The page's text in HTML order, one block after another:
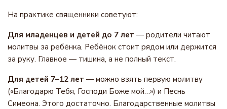
На практике священники советуют:
Для младенцев и детей до 7 лет — родители читают
молитвы за ребёнка. Ребёнок стоит рядом или держится
за руку. Главное — тишина, а не полный текст.
Для детей 7–12 лет — можно взять первую молитву
(«Благодарю Тебя, Господи Боже мой…») и Песнь
Симеона. Этого достаточно. Благодарственные молитвы